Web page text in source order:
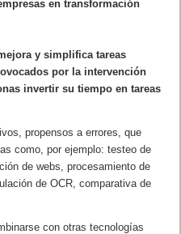
en transformación
y simplifica tareas
por la intervención
invertir su tiempo en tareas
propensos a errores, que
como, por ejemplo: testeo de
de webs, procesamiento de
de OCR, comparativa de
con otras tecnologías